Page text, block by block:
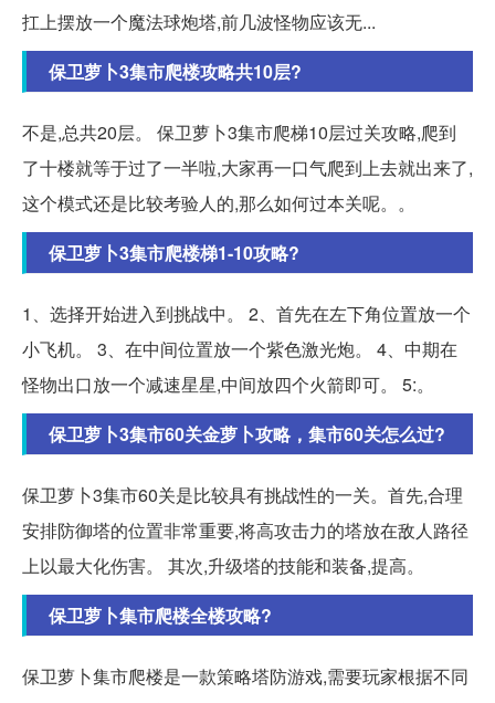
扛上摆放一个魔法球炮塔,前几波怪物应该无...
保卫萝卜3集市爬楼攻略共10层?
不是,总共20层。 保卫萝卜3集市爬梯10层过关攻略,爬到
了十楼就等于过了一半啦,大家再一口气爬到上去就出来了,
这个模式还是比较考验人的,那么如何过本关呢。。
保卫萝卜3集市爬楼梯1-10攻略?
1、选择开始进入到挑战中。 2、首先在左下角位置放一个
小飞机。 3、在中间位置放一个紫色激光炮。 4、中期在
怪物出口放一个减速星星,中间放四个火箭即可。 5:。
保卫萝卜3集市60关金萝卜攻略，集市60关怎么过?
保卫萝卜3集市60关是比较具有挑战性的一关。首先,合理
安排防御塔的位置非常重要,将高攻击力的塔放在敌人路径
上以最大化伤害。 其次,升级塔的技能和装备,提高。
保卫萝卜集市爬楼全楼攻略?
保卫萝卜集市爬楼是一款策略塔防游戏,需要玩家根据不同